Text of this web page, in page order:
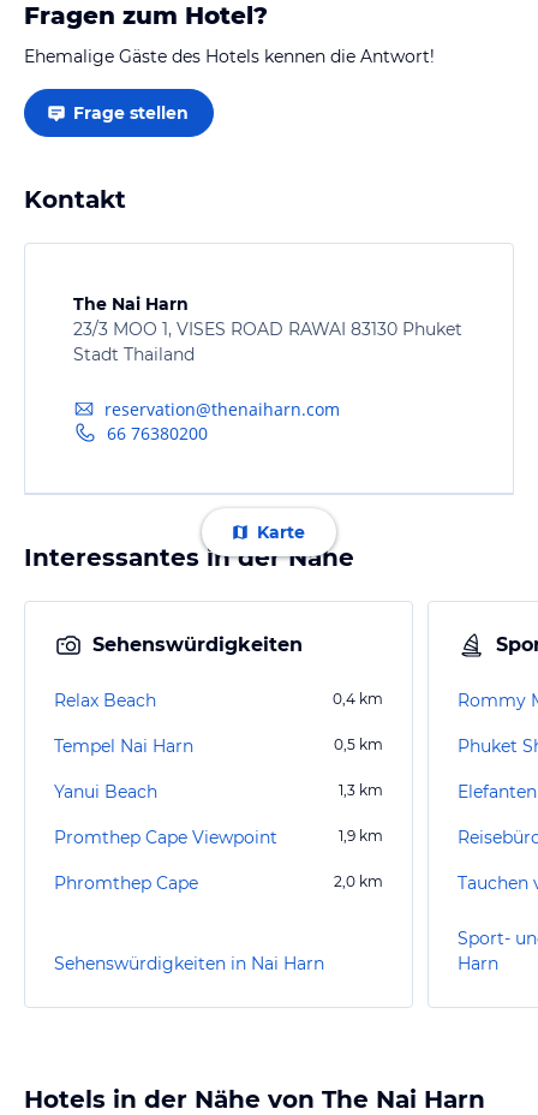
Fragen zum Hotel?
Ehemalige Gäste des Hotels kennen die Antwort!
Frage stellen
Kontakt
The Nai Harn
23/3 MOO 1, VISES ROAD RAWAI 83130 Phuket
Stadt Thailand
reservation@thenaiharn.com
66 76380200
Karte
Interessantes in der Nähe
Sehenswürdigkeiten
Relax Beach 0,4 km
Tempel Nai Harn 0,5 km
Yanui Beach 1,3 km
Promthep Cape Viewpoint 1,9 km
Phromthep Cape 2,0 km
Sehenswürdigkeiten in Nai Harn
Rommy
Phuket
Tauchen
Sport-
Harn
Hotels in der Nähe von The Nai Harn